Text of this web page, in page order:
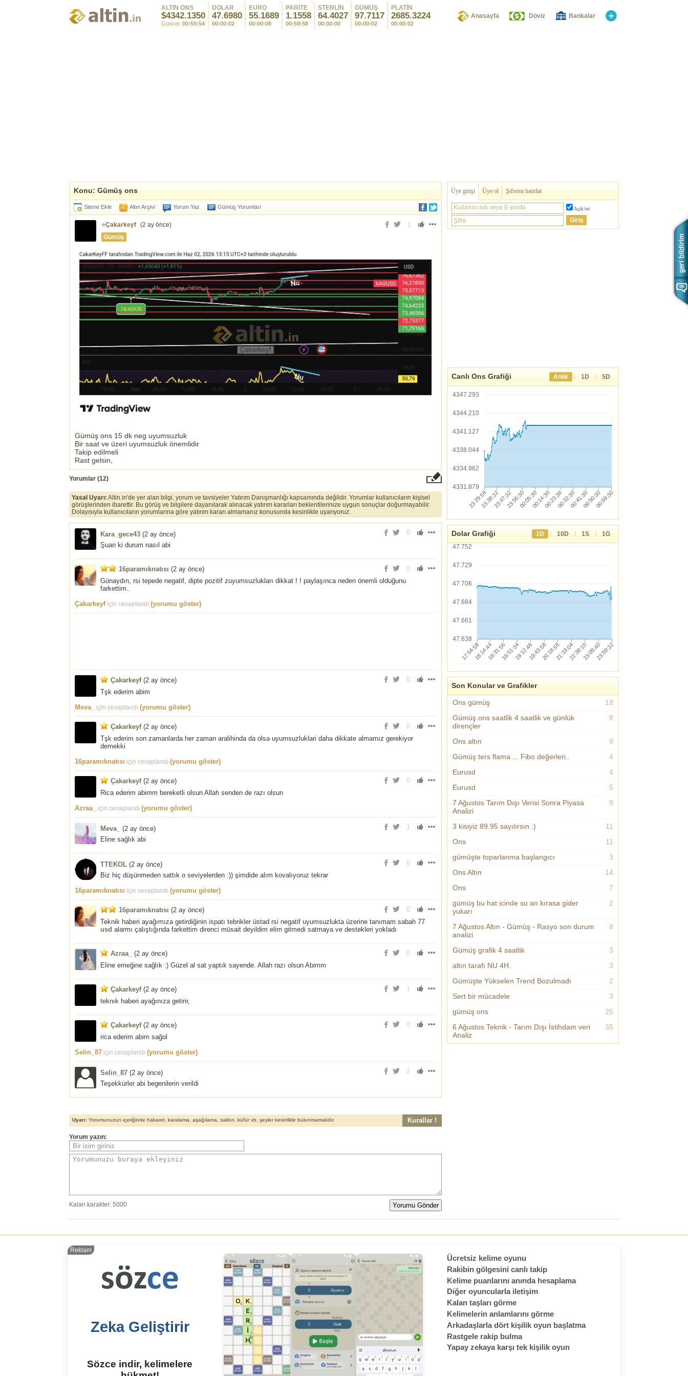
ALTIN ONS
$4342.1350
Güncel: 00:59:54
DOLAR
47.6980
00:00:02
EURO
55.1689
00:00:08
PARİTE
1.1558
00:59:58
STERLİN
64.4027
00:00:00
GÜMÜŞ
97.7117
00:00:02
PLATİN
2685.3224
00:00:02
Anasayfa Döviz Bankalar
Konu: Gümüş ons
Sitene Ekle Altın Arşivi Yorum Yaz Gümüş Yorumları
⭐Çakarkeyf (2 ay önce)
Gümüş
1
Gümüş ons 15 dk neg uyumsuzluk
Bir saat ve üzeri uyumsuzluk önemlidir
Takip edilmeli
Rast gelsin,
Yorumlar (12)
Yasal Uyarı: Altin.in'de yer alan bilgi, yorum ve tavsiyeler Yatırım Danışmanlığı kapsamında değildir. Yorumlar kullanıcıların kişisel
görüşlerinden ibarettir. Bu görüş ve bilgilere dayanılarak alınacak yatırım kararları beklentilerinize uygun sonuçlar doğurmayabilir.
Dolayısıyla kullanıcıların yorumlarına göre yatırım kararı almamanız konusunda kesinlikle uyarıyoruz.
0
Kara_gece43 (2 ay önce)
Şuan ki durum nasıl abi
0
16paramıknatısı (2 ay önce)
Günaydın, rsi tepede negatif, dipte pozitif zuyumsuzlukları dikkat ! ! paylaşınca neden önemli olduğunu
farkettim..
Çakarkeyfiçin cevaplandı (yorumu göster)
0
Çakarkeyf(2 ay önce)
Tşk ederim abim
Meva_
için cevaplandı (yorumu göster)
0
Çakarkeyf(2 ay önce)
Tşk ederim son zamanlarda her zaman aralihinda da olsa uyumsuzluklari daha dikkate almamız gerekiyor
demekki
16paramıknatısı için cevaplandı (yorumu göster)
0
Çakarkeyf(2 ay önce)
Rica ederim abimm bereketli olsun Allah senden de razı olsun
Azraa_
için cevaplandı (yorumu göster)
1
Meva_ (2 ay önce)
Eline sağlık abi
0
TTEKOL (2 ay önce)
Biz hiç düşünmeden sattık o seviyelerden :)) şimdide alım kovalıyoruz tekrar
16paramıknatısı için cevaplandı (yorumu göster)
0
16paramıknatısı (2 ay önce)
Teknik haberi ayağımıza getirdiğinin ispatı tebrikler üstad rsi negatif uyumsuzlukta üzerine tanımam sabah 77
usd alarmı çalıştığında farkettim direnci müsait deyildim elim gitmedi satmaya ve destekleri yokladı
0
Azraa_ (2 ay önce)
Eline emeğine sağlık :) Güzel al sat yaptık sayende. Allah razı olsun Abimm
1
Çakarkeyf(2 ay önce)
teknık haberi ayağınıza getirir,
0
Çakarkeyf(2 ay önce)
rica ederim abim sağol
Selin_87 için cevaplandı (yorumu göster)
2
Selin_87 (2 ay önce)
Teşekkürler abi begenilerin verildi
Uyarı: Yorumunuzun içeriğinde hakaret, karalama, aşağılama, saldırı, küfür vb. şeyler kesinlikle bulunmamalıdır. Kurallar !
Yorum yazın:
Bir isim giriniz
Yorumunuzu buraya ekleyiniz
Kalan karakter: 5000
Üye girişi Üye ol Şifremi hatırlat
Kullanıcı adı veya E-posta Açık tut
Şifre
Canlı Ons Grafiği Anlık | 1D | 5D
4347.293
4344.210
4341.127
4338.044
4334.962
4331.879
Dolar Grafiği 1D | 10D | 1S |
1G
47.752
47.729
47.706
47.684
47.661
47.638
Son Konular ve Grafikler
Ons gümüş
18
Gümüş ons saatlik 4 saatlik ve günlük
dirençler
8
Ons altın
9
Gümüş ters flama ... Fibo değerleri..
4
Eurusd
4
Eurusd
5
7 Ağustos Tarım Dışı Verisi Sonra Piyasa
Analizi
9
3 kisiyiz 89.95 sayılırsın :)
11
Ons
11
gümüşte toparlanma başlangıcı
3
Ons Altın
14
Ons
7
gümüş bu hat icinde su an kırasa gider
yukarı
2
7 Ağustos Altın - Gümüş - Rasyo son durum
analizi
8
Gümüş grafik 4 saatlik
3
altın tarafı NU 4H.
3
Gümüşte Yükselen Trend Bozulmadı
2
Sert bir mücadele
3
gümüş ons
25
6 Ağustos Teknik - Tarım Dışı İstihdam veri
Analiz
35
Zeka Geliştirir
Sözce indir, kelimelere
Ücretsiz kelime oyunu
Rakibin gölgesini canlı takip
Kelime puanlarını anında hesaplama
Diğer oyuncularla iletişim
Kalan taşları görme
Kelimelerin anlamlarını görme
Arkadaşlarla dört kişilik oyun başlatma
Rastgele rakip bulma
Yapay zekaya karşı tek kişilik oyun
Reklam